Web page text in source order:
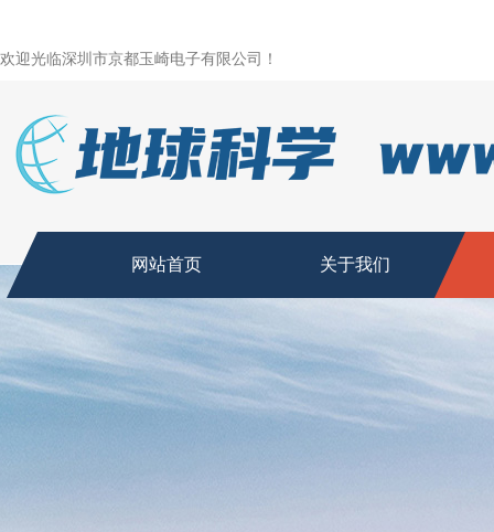
欢迎光临深圳市京都玉崎电子有限公司！
网站首页 关于我们